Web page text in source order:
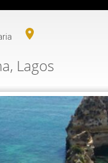
Lagos